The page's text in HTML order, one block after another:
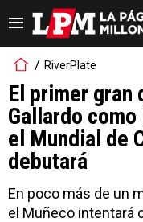
RiverPlate
El primer
Gallardo
el Mundial de
debutará
En poco más de un
el Muñeco intentará